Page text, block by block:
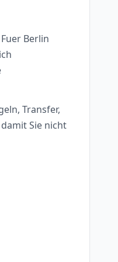
Berlin
Transfer,
Sie nicht